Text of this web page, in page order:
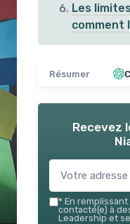
Les
comment
Résumer
Recevez
* En remplissant
contacté(e) à
Leadership et